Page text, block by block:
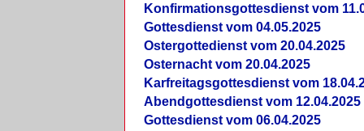
Konfirmationsgottesdienst vom
Gottesdienst vom 04.05.2025
Ostergottedienst vom 20.04.2025
Osternacht vom 20.04.2025
Karfreitagsgottesdienst vom
Abendgottesdienst vom 12.04.2025
Gottesdienst vom 06.04.2025